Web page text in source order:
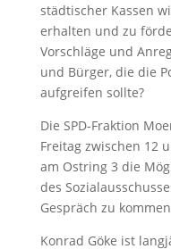
städtischer Kassen
erhalten und zu
Vorschläge und
und Bürger, die die
aufgreifen sollte?
Die SPD-Fraktion
Freitag zwischen 12
am Ostring 3 die
des
Gespräch zu
Konrad Göke ist